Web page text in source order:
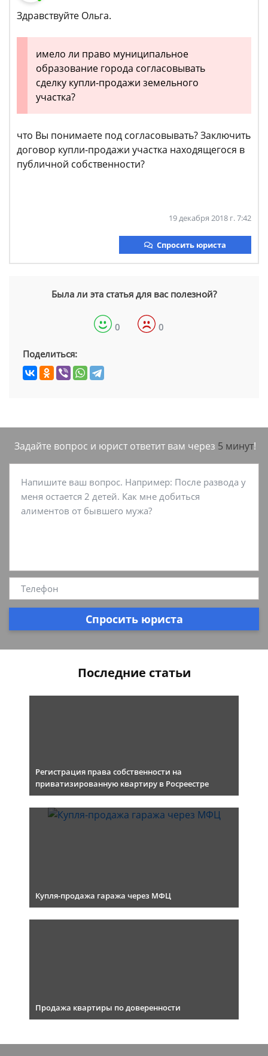
Здравствуйте Ольга.
имело ли право муниципальное
образование города согласовывать
сделку купли-продажи земельного
участка?
что Вы понимаете под согласовывать? Заключить
договор купли-продажи участка находящегося в
публичной собственности?
19 декабря 2018 г. 7:42
Спросить юриста
Была ли эта статья для вас полезной?
0 0
Поделиться:
Задайте вопрос и юрист ответит вам через 5 минут!
Спросить юриста
Последние статьи
Регистрация права собственности на
приватизированную квартиру в Росреестре
Купля-продажа гаража через МФЦ
Продажа квартиры по доверенности